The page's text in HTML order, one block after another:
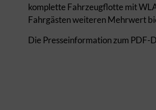
komplette Fahrzeugflotte mit
Fahrgästen weiteren Mehrwert
Die Presseinformation zum PDF-